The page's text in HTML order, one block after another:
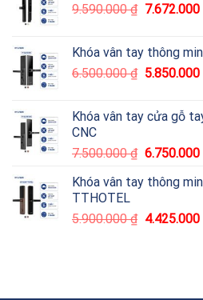
9.590.000₫ 7.672.000
Khóa vân tay thông
6.500.000₫ 5.850.000
Khóa vân tay cửa gỗ
CNC
7.500.000₫ 6.750.000
Khóa vân tay thông
TTHOTEL
5.900.000₫ 4.425.000